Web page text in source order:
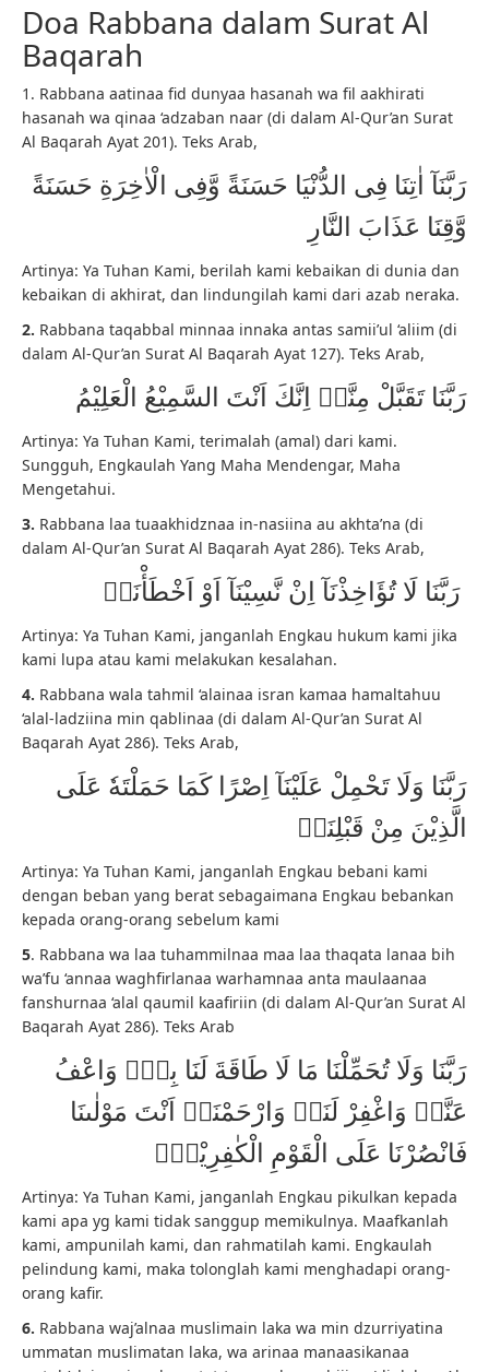
Doa Rabbana dalam Surat Al
Baqarah
1. Rabbana aatinaa fid dunyaa hasanah wa fil aakhirati
hasanah wa qinaa ‘adzaban naar (di dalam Al-Qur’an Surat
Al Baqarah Ayat 201). Teks Arab,
وَّقِنَا عَذَابَ النَّارِ
Artinya: Ya Tuhan Kami, berilah kami kebaikan di dunia dan
kebaikan di akhirat, dan lindungilah kami dari azab neraka.
2. Rabbana taqabbal minnaa innaka antas samii’ul ‘aliim (di
dalam Al-Qur’an Surat Al Baqarah Ayat 127). Teks Arab,
رَبَّنَا تَقَبَّلْ مِنَّاۗ اِنَّكَ اَنْتَ السَّمِيْعُ الْعَلِيْمُ
Artinya: Ya Tuhan Kami, terimalah (amal) dari kami.
Sungguh, Engkaulah Yang Maha Mendengar, Maha
Mengetahui.
3. Rabbana laa tuaakhidznaa in-nasiina au akhta’na (di
dalam Al-Qur’an Surat Al Baqarah Ayat 286). Teks Arab,
Artinya: Ya Tuhan Kami, janganlah Engkau hukum kami jika
kami lupa atau kami melakukan kesalahan.
4. Rabbana wala tahmil ‘alainaa isran kamaa hamaltahuu
‘alal-ladziina min qablinaa (di dalam Al-Qur’an Surat Al
Baqarah Ayat 286). Teks Arab,
رَبَّنَا وَلَا تَحْمِلْ عَلَيْنَآ اِصْرًا كَمَا حَمَلْتَهٗ عَلَى
الَّذِيْنَ مِنْ قَبْلِنَاۚ
Artinya: Ya Tuhan Kami, janganlah Engkau bebani kami
dengan beban yang berat sebagaimana Engkau bebankan
kepada orang-orang sebelum kami
5. Rabbana wa laa tuhammilnaa maa laa thaqata lanaa bih
wa’fu ‘annaa waghfirlanaa warhamnaa anta maulaanaa
fanshurnaa ‘alal qaumil kaafiriin (di dalam Al-Qur’an Surat Al
Baqarah Ayat 286). Teks Arab
رَبَّنَا وَلَا تُحَمِّلْنَا مَا لَا طَاقَةَ لَنَا بِهٖۚ وَاعْفُ
عَنَّاۗ وَاغْفِرْ لَنَاۗ وَارْحَمْنَاۗ اَنْتَ مَوْلٰىنَا
فَانْصُرْنَا عَلَى الْقَوْمِ الْكٰفِرِيْنَࣖ
Artinya: Ya Tuhan Kami, janganlah Engkau pikulkan kepada
kami apa yg kami tidak sanggup memikulnya. Maafkanlah
kami, ampunilah kami, dan rahmatilah kami. Engkaulah
pelindung kami, maka tolonglah kami menghadapi orang-
orang kafir.
6. Rabbana waj’alnaa muslimain laka wa min dzurriyatina
ummatan muslimatan laka, wa arinaa manaasikanaa